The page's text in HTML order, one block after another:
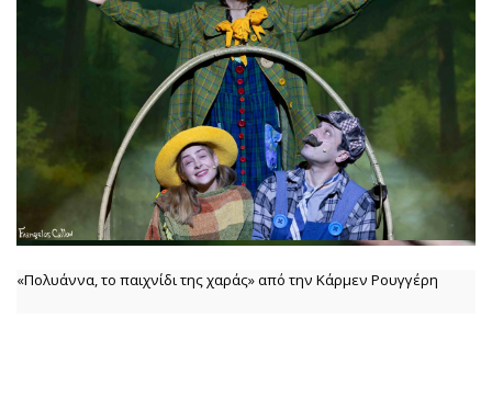
«Πολυάννα, το παιχνίδι της χαράς» από την Κάρμεν Ρουγγέρη